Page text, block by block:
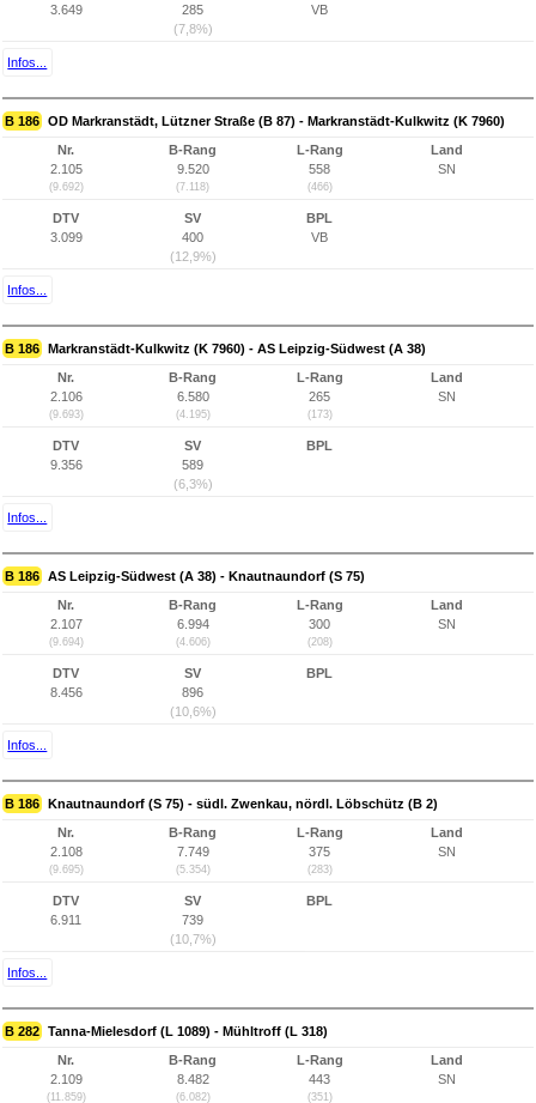
3.649
285
(7,8%)
VB
Infos...
B 186 OD Markranstädt, Lützner Straße (B 87) - Markranstädt-Kulkwitz (K 7960)
Nr.
2.105
(9.692)
B-Rang
9.520
(7.118)
L-Rang
558
(466)
Land
SN
DTV
3.099
SV
400
(12,9%)
BPL
VB
Infos...
B 186 Markranstädt-Kulkwitz (K 7960) - AS Leipzig-Südwest (A 38)
Nr.
2.106
(9.693)
B-Rang
6.580
(4.195)
L-Rang
265
(173)
Land
SN
DTV
9.356
SV
589
(6,3%)
BPL
Infos...
B 186 AS Leipzig-Südwest (A 38) - Knautnaundorf (S 75)
Nr.
2.107
(9.694)
B-Rang
6.994
(4.606)
L-Rang
300
(208)
Land
SN
DTV
8.456
SV
896
(10,6%)
BPL
Infos...
B 186 Knautnaundorf (S 75) - südl. Zwenkau, nördl. Löbschütz (B 2)
Nr.
2.108
(9.695)
B-Rang
7.749
(5.354)
L-Rang
375
(283)
Land
SN
DTV
6.911
SV
739
(10,7%)
BPL
Infos...
B 282 Tanna-Mielesdorf (L 1089) - Mühltroff (L 318)
Nr.
2.109
(11.859)
B-Rang
8.482
(6.082)
L-Rang
443
(351)
Land
SN